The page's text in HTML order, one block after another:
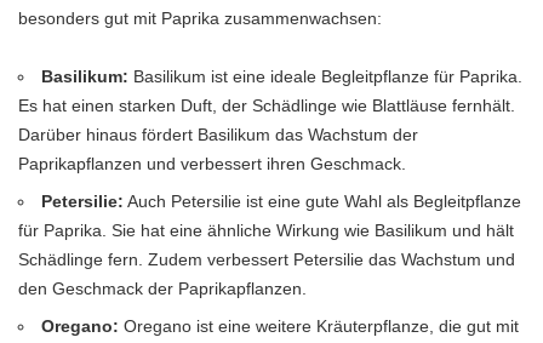
besonders gut mit Paprika zusammenwachsen:
Basilikum: Basilikum ist eine ideale Begleitpflanze für Paprika.
Es hat einen starken Duft, der Schädlinge wie Blattläuse fernhält.
Darüber hinaus fördert Basilikum das Wachstum der
Paprikapflanzen und verbessert ihren Geschmack.
Petersilie: Auch Petersilie ist eine gute Wahl als Begleitpflanze
für Paprika. Sie hat eine ähnliche Wirkung wie Basilikum und hält
Schädlinge fern. Zudem verbessert Petersilie das Wachstum und
den Geschmack der Paprikapflanzen.
Oregano: Oregano ist eine weitere Kräuterpflanze, die gut mit